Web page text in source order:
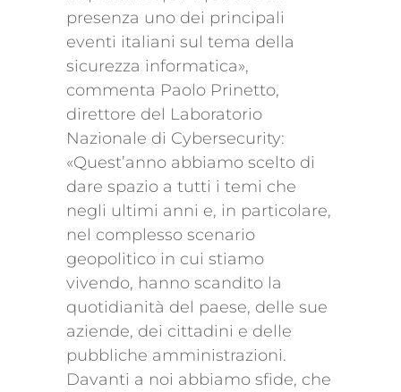
presenza uno dei principali
eventi italiani sul tema della
sicurezza informatica»,
commenta Paolo Prinetto,
direttore del Laboratorio
Nazionale di Cybersecurity:
«Quest’anno abbiamo scelto di
dare spazio a tutti i temi che
negli ultimi anni e, in particolare,
nel complesso scenario
geopolitico in cui stiamo
vivendo, hanno scandito la
quotidianità del paese, delle sue
aziende, dei cittadini e delle
pubbliche amministrazioni.
Davanti a noi abbiamo sfide, che